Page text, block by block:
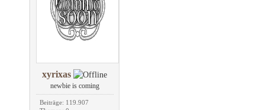
xyrixas
newbie is coming
Beiträge: 119.907